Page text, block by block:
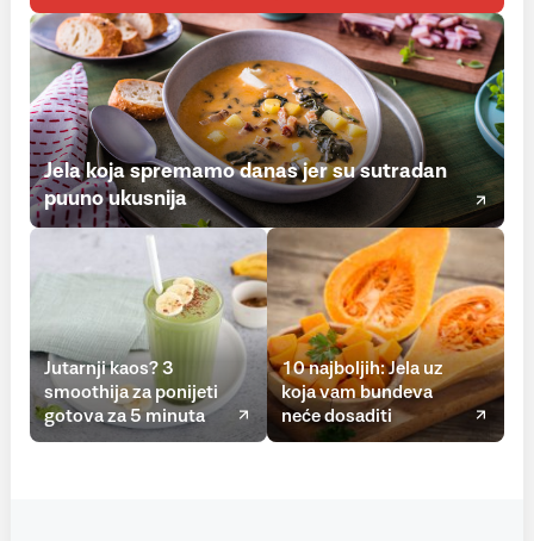
Jela koja spremamo danas jer su sutradan
puuno ukusnija
Jutarnji kaos? 3
smoothija za ponijeti
gotova za 5 minuta
10 najboljih: Jela uz
koja vam bundeva
neće dosaditi